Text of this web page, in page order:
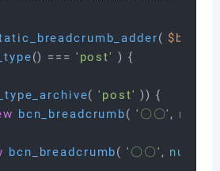
(
() === 'post' ) {
( 'post' )) {
bcn_breadcrumb( '〇〇' , null
bcn_breadcrumb( '〇〇' , null